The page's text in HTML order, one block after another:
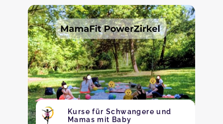
Kurse für Schwangere und
Mamas mit Baby